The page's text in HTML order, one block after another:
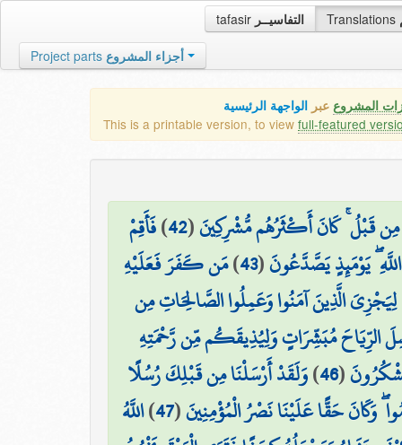
tafasir التفاسيــر Translations
Project parts أجزاء المشروع
المشروع عبر الواجهة الرئيسية
This is a printable version, to view full-featured
مِن قَبْلُ ۚ كَانَ أَكْثَرُهُم مُّشْرِكِينَ(
42
)فَأَقِمْ
يَوْمَئِذٍ يَصَّدَّعُونَ(
43
)مَن كَفَرَ فَعَلَيْهِ
لِيَجْزِيَ الَّذِينَ آمَنُوا وَعَمِلُوا الصَّالِحَاتِ مِن
الرِّيَاحَ مُبَشِّرَاتٍ وَلِيُذِيقَكُم مِّن رَّحْمَتِهِ
(
46
)وَلَقَدْ أَرْسَلْنَا مِن قَبْلِكَ رُسُلًا
وَكَانَ حَقًّا عَلَيْنَا نَصْرُ الْمُؤْمِنِينَ(
47
)اللَّهُ